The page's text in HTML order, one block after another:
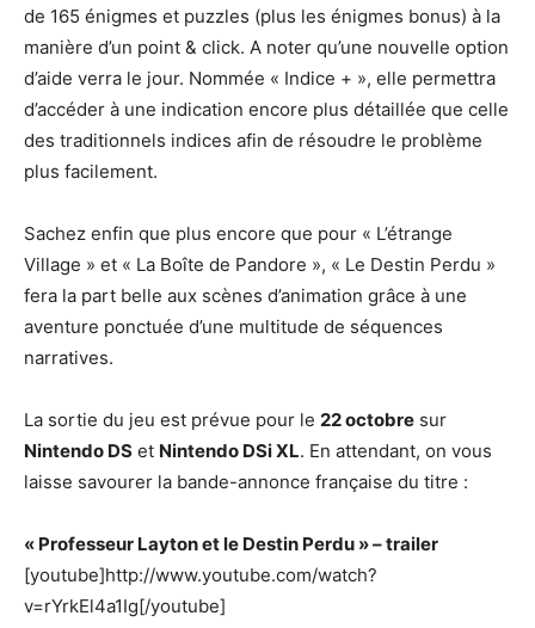
de 165 énigmes et puzzles (plus les énigmes bonus) à la
manière d’un point & click. A noter qu’une nouvelle option
d’aide verra le jour. Nommée « Indice + », elle permettra
d’accéder à une indication encore plus détaillée que celle
des traditionnels indices afin de résoudre le problème
plus facilement.
Sachez enfin que plus encore que pour « L’étrange
Village » et « La Boîte de Pandore », « Le Destin Perdu »
fera la part belle aux scènes d’animation grâce à une
aventure ponctuée d’une multitude de séquences
narratives.
La sortie du jeu est prévue pour le 22 octobre sur
Nintendo DS et Nintendo DSi XL. En attendant, on vous
laisse savourer la bande-annonce française du titre :
« Professeur Layton et le Destin Perdu » – trailer
[youtube]http://www.youtube.com/watch?
v=rYrkEl4a1Ig[/youtube]